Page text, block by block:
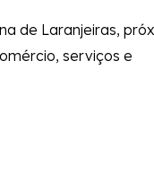
de Laranjeiras,
serviços e